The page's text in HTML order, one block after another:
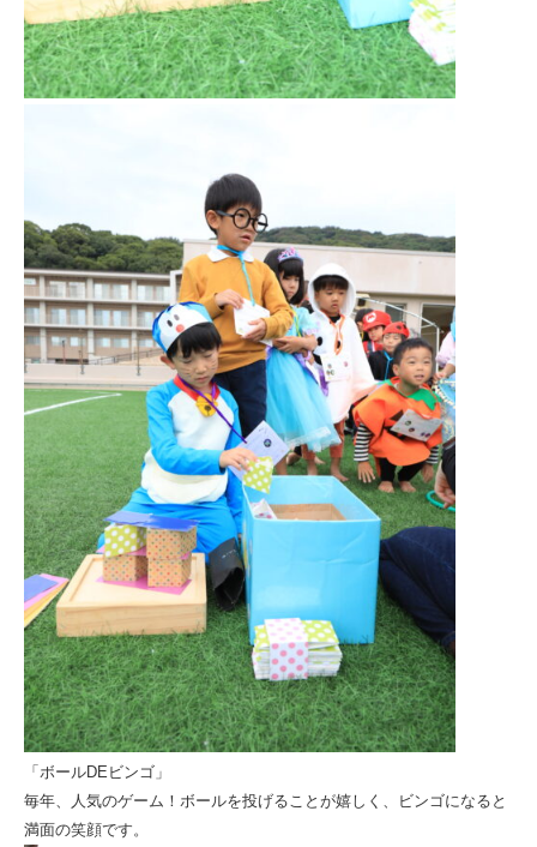
「ボールDEビンゴ」
毎年、人気のゲーム！ボールを投げることが嬉しく、ビンゴになると
満面の笑顔です。